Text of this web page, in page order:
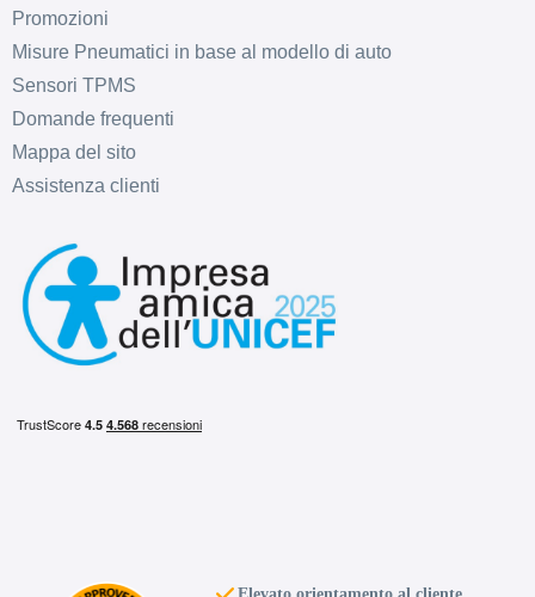
C C
Promozioni
Misure Pneumatici in base al modello di auto
Sensori TPMS
Domande frequenti
Mappa del sito
Assistenza clienti
Elevato orientamento al cliente